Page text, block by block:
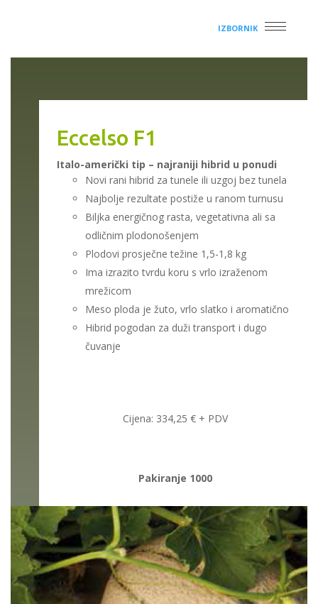
IZBORNIK
Eccelso F1
Italo-američki tip – najraniji hibrid u ponudi
Novi rani hibrid za tunele ili uzgoj bez tunela
Najbolje rezultate postiže u ranom turnusu
Biljka energičnog rasta, vegetativna ali sa
odličnim plodonošenjem
Plodovi prosječne težine 1,5-1,8 kg
Ima izrazito tvrdu koru s vrlo izraženom
mrežicom
Meso ploda je žuto, vrlo slatko i aromatično
Hibrid pogodan za duži transport i dugo
čuvanje
Cijena: 334,25 € + PDV
Pakiranje 1000